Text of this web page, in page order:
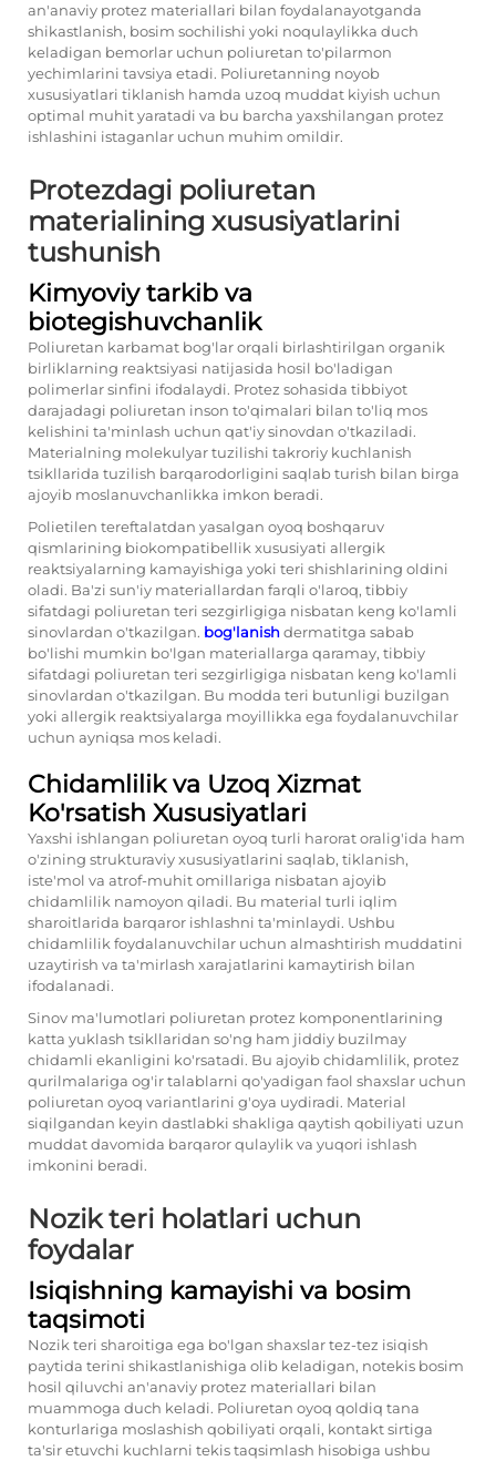
an'anaviy protez materiallari bilan foydalanayotganda
shikastlanish, bosim sochilishi yoki noqulaylikka duch
keladigan bemorlar uchun poliuretan to'pilarmon
yechimlarini tavsiya etadi. Poliuretanning noyob
xususiyatlari tiklanish hamda uzoq muddat kiyish uchun
optimal muhit yaratadi va bu barcha yaxshilangan protez
ishlashini istaganlar uchun muhim omildir.
Protezdagi poliuretan
materialining xususiyatlarini
tushunish
Kimyoviy tarkib va
biotegishuvchanlik
Poliuretan karbamat bog'lar orqali birlashtirilgan organik
birliklarning reaktsiyasi natijasida hosil bo'ladigan
polimerlar sinfini ifodalaydi. Protez sohasida tibbiyot
darajadagi poliuretan inson to'qimalari bilan to'liq mos
kelishini ta'minlash uchun qat'iy sinovdan o'tkaziladi.
Materialning molekulyar tuzilishi takroriy kuchlanish
tsikllarida tuzilish barqarodorligini saqlab turish bilan birga
ajoyib moslanuvchanlikka imkon beradi.
Polietilen tereftalatdan yasalgan oyoq boshqaruv
qismlarining biokompatibellik xususiyati allergik
reaktsiyalarning kamayishiga yoki teri shishlarining oldini
oladi. Ba'zi sun'iy materiallardan farqli o'laroq, tibbiy
sifatdagi poliuretan teri sezgirligiga nisbatan keng ko'lamli
sinovlardan o'tkazilgan. bog'lanishdermatitga sabab
bo'lishi mumkin bo'lgan materiallarga qaramay, tibbiy
sifatdagi poliuretan teri sezgirligiga nisbatan keng ko'lamli
sinovlardan o'tkazilgan. Bu modda teri butunligi buzilgan
yoki allergik reaktsiyalarga moyillikka ega foydalanuvchilar
uchun ayniqsa mos keladi.
Chidamlilik va Uzoq Xizmat
Ko'rsatish Xususiyatlari
Yaxshi ishlangan poliuretan oyoq turli harorat oralig'ida ham
o'zining strukturaviy xususiyatlarini saqlab, tiklanish,
iste'mol va atrof-muhit omillariga nisbatan ajoyib
chidamlilik namoyon qiladi. Bu material turli iqlim
sharoitlarida barqaror ishlashni ta'minlaydi. Ushbu
chidamlilik foydalanuvchilar uchun almashtirish muddatini
uzaytirish va ta'mirlash xarajatlarini kamaytirish bilan
ifodalanadi.
Sinov ma'lumotlari poliuretan protez komponentlarining
katta yuklash tsikllaridan so'ng ham jiddiy buzilmay
chidamli ekanligini ko'rsatadi. Bu ajoyib chidamlilik, protez
qurilmalariga og'ir talablarni qo'yadigan faol shaxslar uchun
poliuretan oyoq variantlarini g'oya uydiradi. Material
siqilgandan keyin dastlabki shakliga qaytish qobiliyati uzun
muddat davomida barqaror qulaylik va yuqori ishlash
imkonini beradi.
Nozik teri holatlari uchun
foydalar
Isiqishning kamayishi va bosim
taqsimoti
Nozik teri sharoitiga ega bo'lgan shaxslar tez-tez isiqish
paytida terini shikastlanishiga olib keladigan, notekis bosim
hosil qiluvchi an'anaviy protez materiallari bilan
muammoga duch keladi. Poliuretan oyoq qoldiq tana
konturlariga moslashish qobiliyati orqali, kontakt sirtiga
ta'sir etuvchi kuchlarni tekis taqsimlash hisobiga ushbu